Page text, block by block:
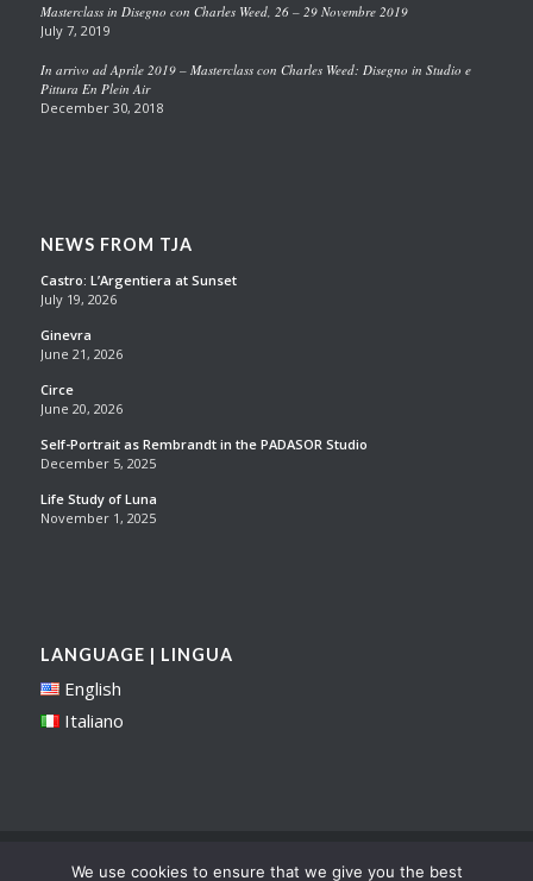
Masterclass in Disegno con Charles Weed, 26 – 29 Novembre 2019
July 7, 2019
In arrivo ad Aprile 2019 – Masterclass con Charles Weed: Disegno in Studio e
Pittura En Plein Air
December 30, 2018
NEWS FROM TJA
Castro: L’Argentiera at Sunset
July 19, 2026
Ginevra
June 21, 2026
Circe
June 20, 2026
Self-Portrait as Rembrandt in the PADASOR Studio
December 5, 2025
Life Study of Luna
November 1, 2025
LANGUAGE | LINGUA
English
Italiano
Sei in:
Fare Modeling per Ritratti e Disegno del Nudo
We use cookies to ensure that we give you the best